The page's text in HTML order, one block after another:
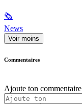
🗞
News
Voir moins
Commentaires
Ajoute ton commentaire